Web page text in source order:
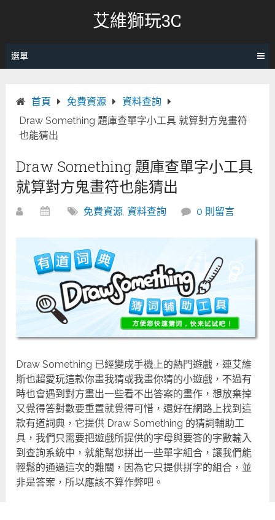
艾維獅玩3C
選單
首頁 免費資源
資料查詢
Draw Something 題庫查單字小工具 就算對方鬼畫符
也能猜出
Draw Something 題庫查單字小工具
就算對方鬼畫符也能猜出
免費資源,資料查詢 0 則留言
Draw Something 已經變成手機上的熱門遊戲，連艾維
斯也超愛玩這款你畫我猜或我畫你猜的小遊戲，不過有
時也會遇到對方畫出一些看不出答案的畫作，想放棄掉
又覺得答對數要重置就覺得可惜，還好在網路上找到這
款有道詞典，它提供 Draw Something 的猜詞輔助工
具，我們只需要把遊戲所提供的字母與要答的字數輸入
到查詢系統中，就能幫您拼出一些單字組合，讓我們能
輕鬆的通過這次的難關，因為它只提供拼字的組合，並
非是答案，所以應該不算作弊吧。